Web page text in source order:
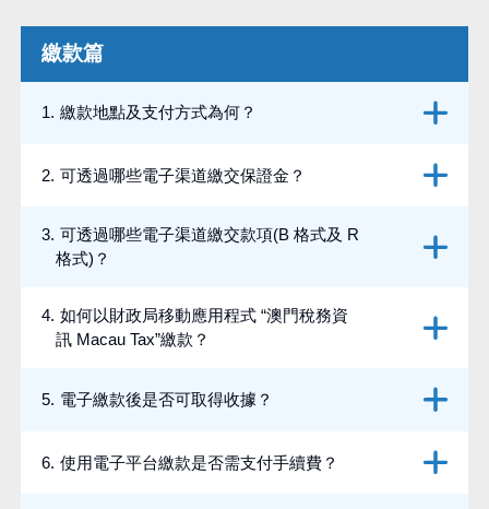
繳款篇
1. 繳款地點及支付方式為何？
2. 可透過哪些電子渠道繳交保證金？
3. 可透過哪些電子渠道繳交款項(B 格式及 R
格式)？
4. 如何以財政局移動應用程式 “澳門稅務資
訊 Macau Tax”繳款？
5. 電子繳款後是否可取得收據？
6. 使用電子平台繳款是否需支付手續費？